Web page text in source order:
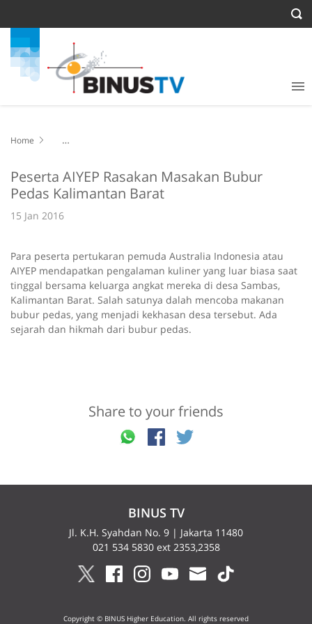
Home
Peserta AIYEP Rasakan Masakan Bubur
Pedas Kalimantan Barat
15 Jan 2016
Para peserta pertukaran pemuda Australia Indonesia atau
AIYEP mendapatkan pengalaman kuliner yang luar biasa saat
tinggal bersama keluarga angkat mereka di desa Sambas,
Kalimantan Barat. Salah satunya dalah mencoba makanan
bubur pedas, yang menjadi kekhasan desa tersebut. Ada
sejarah dan hikmah dari bubur pedas.
Share to your friends
BINUS TV
Jl. K.H. Syahdan No. 9 | Jakarta 11480
021 534 5830 ext 2353,2358
Copyright © BINUS Higher Education. All rights reserved